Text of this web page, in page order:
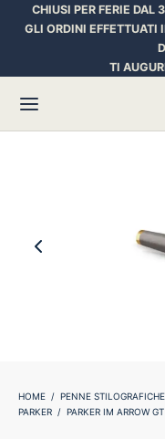
CHIUSI PER FERIE DAL
GLI ORDINI EFFETTUATI
TI
HOME / PENNE
PARKER / PARKER IM ARROW
SPACE PEN
PENNE
E INCHIOSTRI
Penne Roller